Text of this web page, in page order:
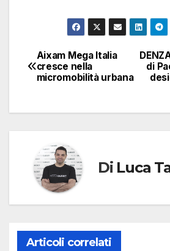
Navigazione
articoli
di
Aixam Mega Italia
cresce nella
micromobilità urbana
Di Luca
Articoli correlati